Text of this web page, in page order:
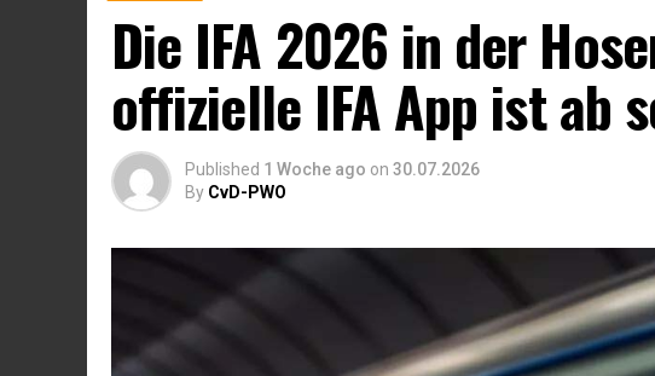
Die IFA 2026 in der
offizielle IFA App ist ab
Published 1 Woche ago on 30.07.2026
By CvD-PWO